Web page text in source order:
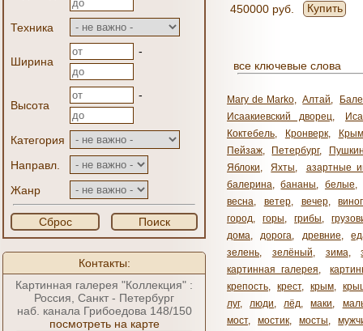
Техника
Ширина
-
Высота
-
Категория
Направл.
Жанр
Сброс Поиск
Контакты:
Картинная галерея "Коллекция" :
Россия, Санкт - Петербург
наб. канала Грибоедова 148/150
посмотреть на карте
450000 руб.
Купить
все ключевые слова
Mary de Marko, Алтай,
Исаакиевский дворец,
Коктебель, Кронверк,
Крым
Пейзаж, Петербург,
Яблоки, Яхты,
азартные
балерина, бананы, белые,
весна, ветер, вечер,
город, горы, грибы,
дома, дорога, древние,
зелень, зелёный, зима,
картинная галерея,
крепость, крест, крым,
луг, люди, лёд, маки,
мост, мостик, мосты,